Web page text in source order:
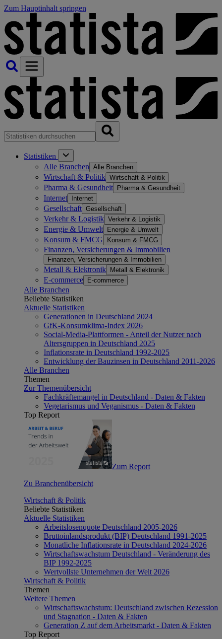
Zum Hauptinhalt springen
Statistiken
Alle Branchen Alle Branchen
Wirtschaft & Politik Wirtschaft & Politik
Pharma & Gesundheit Pharma & Gesundheit
Internet Internet
Gesellschaft Gesellschaft
Verkehr & Logistik Verkehr & Logistik
Energie & Umwelt Energie & Umwelt
Konsum & FMCG Konsum & FMCG
Finanzen, Versicherungen & Immobilien
Finanzen, Versicherungen & Immobilien
Metall & Elektronik Metall & Elektronik
E-commerce E-commerce
Alle Branchen
Beliebte Statistiken
Aktuelle Statistiken
Generationen in Deutschland 2024
GfK-Konsumklima-Index 2026
Social-Media-Plattformen - Anteil der Nutzer nach
Altersgruppen in Deutschland 2025
Inflationsrate in Deutschland 1992-2025
Entwicklung der Bauzinsen in Deutschland 2011-2026
Alle Branchen
Themen
Zur Themenübersicht
Fachkräftemangel in Deutschland - Daten & Fakten
Vegetarismus und Veganismus - Daten & Fakten
Top Report
Zum Report
Zu Branchenübersicht
Wirtschaft & Politik
Beliebte Statistiken
Aktuelle Statistiken
Arbeitslosenquote Deutschland 2005-2026
Bruttoinlandsprodukt (BIP) Deutschland 1991-2025
Monatliche Inflationsrate in Deutschland 2024-2026
Wirtschaftswachstum Deutschland - Veränderung des
BIP 1992-2025
Wertvollste Unternehmen der Welt 2026
Wirtschaft & Politik
Themen
Weitere Themen
Wirtschaftswachstum: Deutschland zwischen Rezession
und Stagnation - Daten & Fakten
Generation Z auf dem Arbeitsmarkt - Daten & Fakten
Top Report